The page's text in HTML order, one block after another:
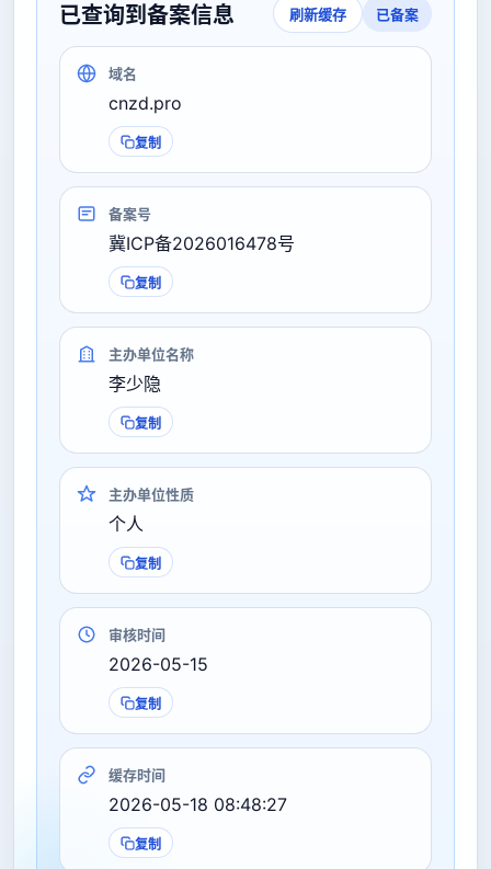
已查询到备案信息 刷新缓存 已备案
域名
cnzd.pro
复制
备案号
冀ICP备2026016478号
复制
主办单位名称
李少隐
复制
主办单位性质
个人
复制
审核时间
2026-05-15
复制
缓存时间
2026-05-18 08:48:27
复制